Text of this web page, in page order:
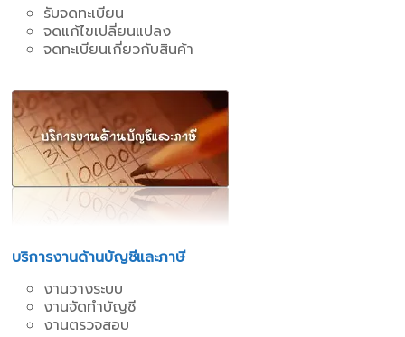
รับจดทะเบียน
จดแก้ไขเปลี่ยนแปลง
จดทะเบียนเกี่ยวกับสินค้า
บริการงานด้านบัญชีและภาษี
งานวางระบบ
งานจัดทำบัญชี
งานตรวจสอบ